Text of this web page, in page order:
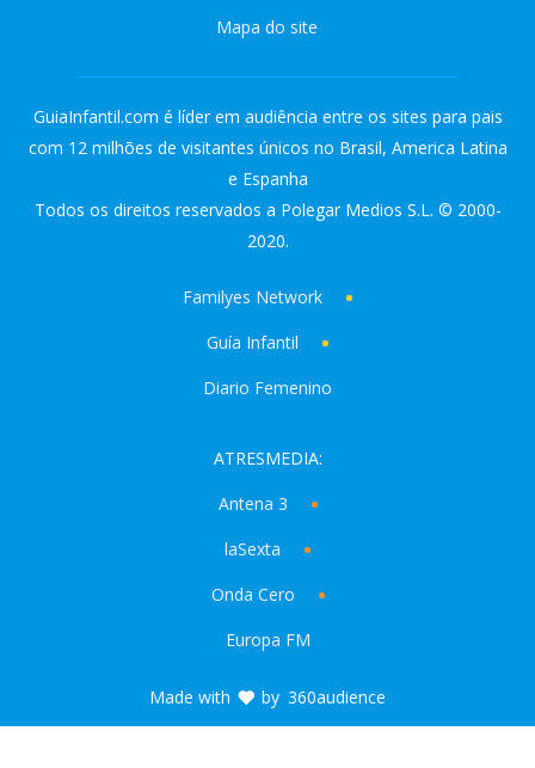
Mapa do site
GuiaInfantil.com é líder em audiência entre os sites para pais
com 12 milhões de visitantes únicos no Brasil, America Latina
e Espanha
Todos os direitos reservados a Polegar Medios S.L. © 2000-
2020.
Familyes Network
Guía Infantil
Diario Femenino
ATRESMEDIA:
Antena 3
laSexta
Onda Cero
Europa FM
Made with by 360audience